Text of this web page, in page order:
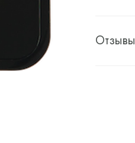
Отзывы